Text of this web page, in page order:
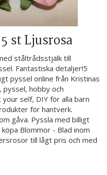
st Ljusrosa
ståltrådsstjälk till
Fantastiska detaljer!5
pyssel online från Kristinas
pyssel, hobby och
self, DIY för alla barn
för hantverk.
gåva. Pyssla med billigt
Blommor - Blad inom
till lågt pris och med